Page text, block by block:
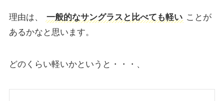
理由は、 一般的なサングラスと比べても軽い ことが
あるかなと思います。
どのくらい軽いかというと・・・、